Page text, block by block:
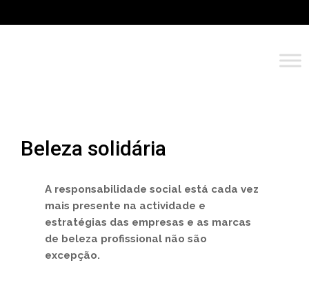
Beleza solidária
A responsabilidade social está cada vez
mais presente na actividade e
estratégias das empresas e as marcas
de beleza profissional não são
excepção.